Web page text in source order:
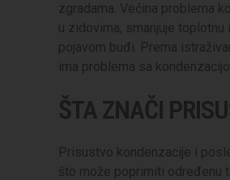
zgradama. Većina problema
u zidovima, smanjuje
pojavom buđi. Prema
ima problema sa
ŠTA ZNAČI
Prisustvo kondenzacije i
što može poprimiti određenu